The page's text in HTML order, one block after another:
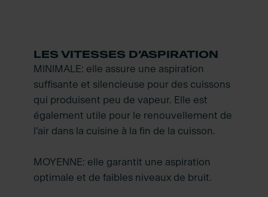
LES VITESSES D’ASPIRATION
MINIMALE: elle assure une aspiration
suffisante et silencieuse pour des cuissons
qui produisent peu de vapeur. Elle est
également utile pour le renouvellement de
l’air dans la cuisine à la fin de la cuisson.
MOYENNE: elle garantit une aspiration
optimale et de faibles niveaux de bruit.